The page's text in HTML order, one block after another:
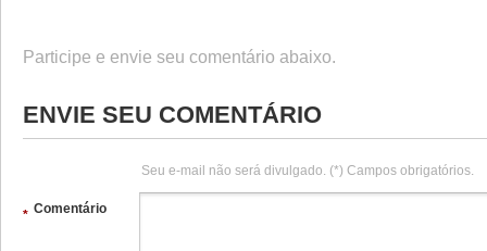
Participe e envie seu comentário abaixo.
ENVIE SEU COMENTÁRIO
Seu e-mail não será divulgado. (*) Campos obrigatórios.
Comentário
*